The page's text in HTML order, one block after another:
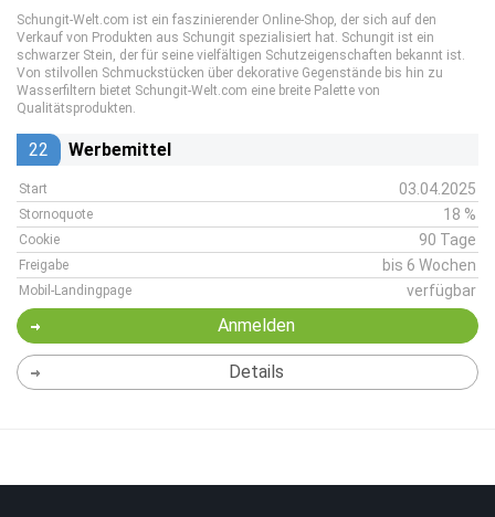
Schungit-Welt.com ist ein faszinierender Online-Shop, der sich auf den
Verkauf von Produkten aus Schungit spezialisiert hat. Schungit ist ein
schwarzer Stein, der für seine vielfältigen Schutzeigenschaften bekannt ist.
Von stilvollen Schmuckstücken über dekorative Gegenstände bis hin zu
Wasserfiltern bietet Schungit-Welt.com eine breite Palette von
Qualitätsprodukten.
22 Werbemittel
Start 03.04.2025
Stornoquote 18 %
Cookie 90 Tage
Freigabe bis 6 Wochen
Mobil-Landingpage verfügbar
Anmelden
Details